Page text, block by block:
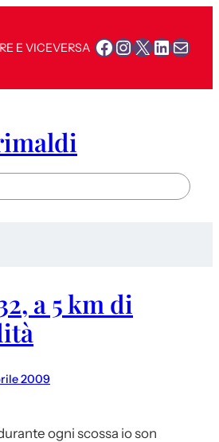
E VICEVERSA Facebook
Instagram
X Mail
a 5 km di
2009
ogni scossa io son